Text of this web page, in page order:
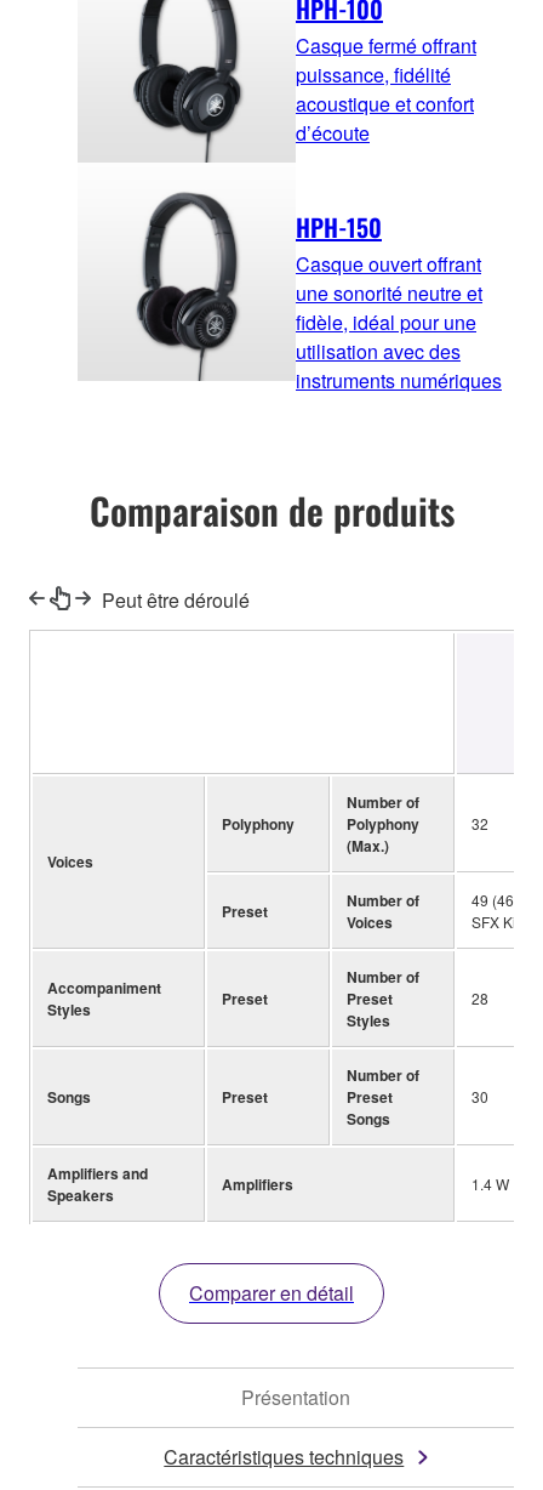
HPH-100
Casque fermé offrant
puissance, fidélité
acoustique et confort
d’écoute
HPH-150
Casque ouvert offrant
une sonorité neutre et
fidèle, idéal pour une
utilisation avec des
instruments numériques
Comparaison de produits
Peut être déroulé
Voices
Polyphony
Number of
Polyphony
(Max.)
32
Preset
Number of
Voices
49 (46
SFX Kits
Accompaniment
Styles
Preset
Number of
Preset
Styles
28
Songs Preset
Number of
Preset
Songs
30
Amplifiers and
Speakers
Amplifiers 1.4 W
Comparer en détail
Présentation
Caractéristiques techniques